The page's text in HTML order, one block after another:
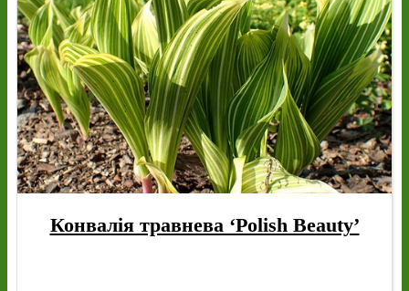
Конвалія травнева ‘Polish Beauty’